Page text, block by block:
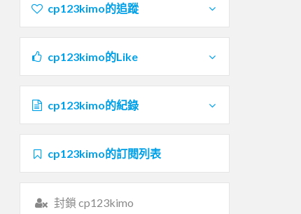
cp123kimo的追蹤
cp123kimo的Like
cp123kimo的紀錄
cp123kimo的訂閱列表
封鎖 cp123kimo